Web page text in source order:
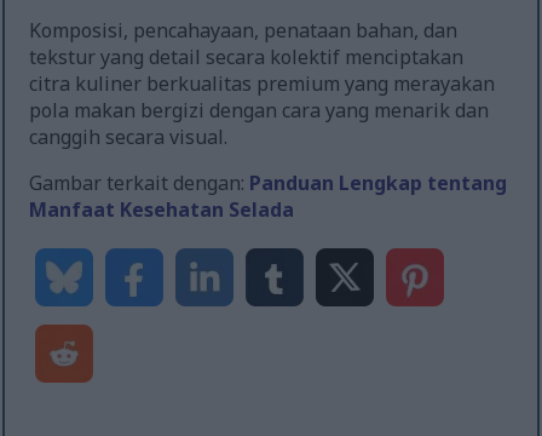
Komposisi, pencahayaan, penataan bahan, dan
tekstur yang detail secara kolektif menciptakan
citra kuliner berkualitas premium yang merayakan
pola makan bergizi dengan cara yang menarik dan
canggih secara visual.
Gambar terkait dengan: Panduan Lengkap tentang
Manfaat Kesehatan Selada